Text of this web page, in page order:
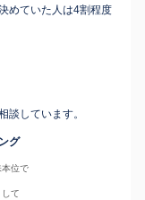
めていた人は4割程度
談しています。
グ
本位で
て